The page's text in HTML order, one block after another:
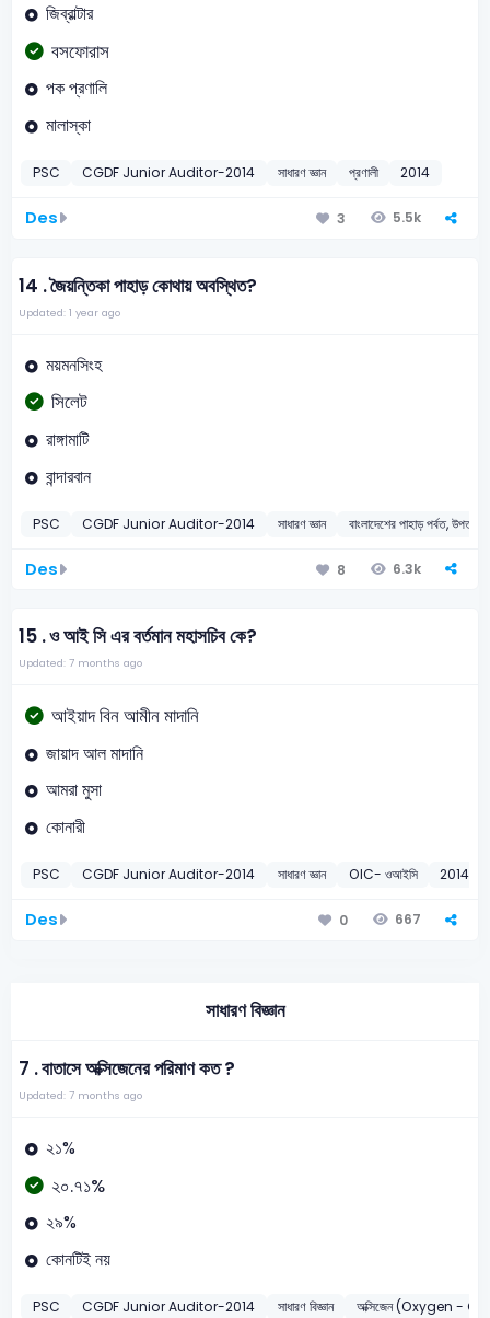
জিব্রাল্টার
বসফোরাস
পক প্রণালি
মালাস্কা
PSC CGDF Junior Auditor-2014 সাধারণ জ্ঞান প্রণালী 2014
Des 3 5.5k
14 .জৈয়ন্তিকা পাহাড় কোথায় অবস্থিত?
Updated: 1 year ago
ময়মনসিংহ
সিলেট
রাঙ্গামাটি
বান্দারবান
PSC CGDF Junior Auditor-2014 সাধারণ জ্ঞান বাংলাদেশের পাহাড় পর্বত, উপত্যকা
Des 8 6.3k
15 .ও আই সি এর বর্তমান মহাসচিব কে?
Updated: 7 months ago
আইয়াদ বিন আমীন মাদানি
জায়াদ আল মাদানি
আমরা মুসা
কোনারী
PSC CGDF Junior Auditor-2014 সাধারণ জ্ঞান OIC- ওআইসি 2014
Des 0 667
সাধারণ বিজ্ঞান
7 .বাতাসে অক্সিজেনের পরিমাণ কত ?
Updated: 7 months ago
২১%
২০.৭১%
২৯%
কোনটিই নয়
PSC CGDF Junior Auditor-2014 সাধারণ বিজ্ঞান অক্সিজেন (Oxygen - O)